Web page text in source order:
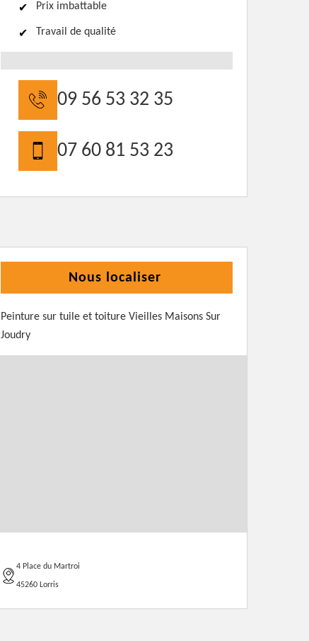
Prix imbattable
Travail de qualité
09 56 53 32 35
07 60 81 53 23
Nous localiser
Peinture sur tuile et toiture Vieilles Maisons Sur
Joudry
4 Place du Martroi
45260 Lorris